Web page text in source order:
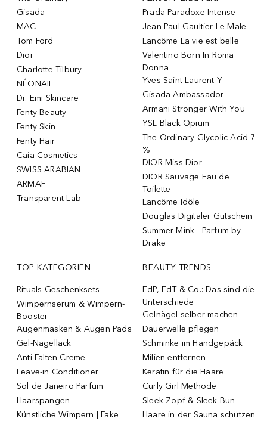
Gisada
MAC
Tom Ford
Dior
Charlotte Tilbury
NÉONAIL
Dr. Emi Skincare
Fenty Beauty
Fenty Skin
Fenty Hair
Caia Cosmetics
SWISS ARABIAN
ARMAF
Transparent Lab
Prada Paradoxe Intense
Jean Paul Gaultier Le Male
Lancôme La vie est belle
Valentino Born In Roma
Donna
Yves Saint Laurent Y
Gisada Ambassador
Armani Stronger With You
YSL Black Opium
The Ordinary Glycolic Acid 7
%
DIOR Miss Dior
DIOR Sauvage Eau de
Toilette
Lancôme Idôle
Douglas Digitaler Gutschein
Summer Mink - Parfum by
Drake
TOP KATEGORIEN
Rituals Geschenksets
Wimpernserum & Wimpern-
Booster
Augenmasken & Augen Pads
Gel-Nagellack
Anti-Falten Creme
Leave-in Conditioner
Sol de Janeiro Parfum
Haarspangen
Künstliche Wimpern | Fake
BEAUTY TRENDS
EdP, EdT & Co.: Das sind die
Unterschiede
Gelnägel selber machen
Dauerwelle pflegen
Schminke im Handgepäck
Milien entfernen
Keratin für die Haare
Curly Girl Methode
Sleek Zopf & Sleek Bun
Haare in der Sauna schützen